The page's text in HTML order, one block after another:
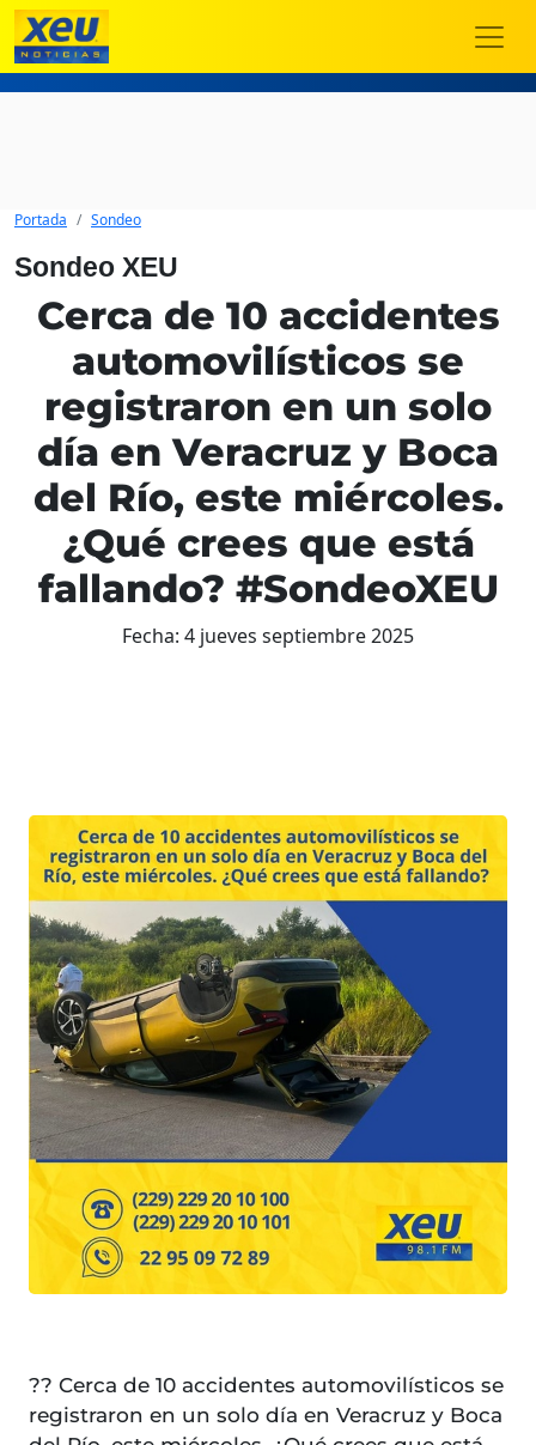
Portada Sondeo
Sondeo XEU
Cerca de 10 accidentes
automovilísticos se
registraron en un solo
día en Veracruz y Boca
del Río, este miércoles.
¿Qué crees que está
fallando? #SondeoXEU
Fecha: 4 jueves septiembre 2025
?? Cerca de 10 accidentes automovilísticos se
registraron en un solo día en Veracruz y Boca